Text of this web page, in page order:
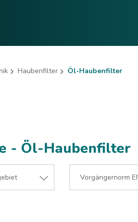
Haubenfilter Öl-Haubenfilter
- Öl-Haubenfilter